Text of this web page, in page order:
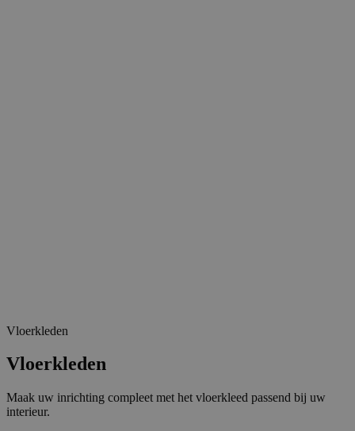
Vloerkleden
Vloerkleden
Maak uw inrichting compleet met het vloerkleed passend bij uw
interieur.